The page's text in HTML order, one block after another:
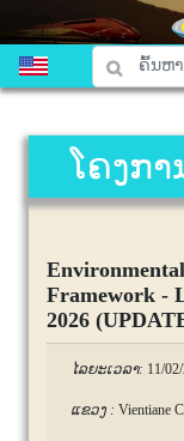
ໂຄງກາ
Framework -
2026
ໄລຍະເວລາ: 11/
ແຂວງ : Vientiane